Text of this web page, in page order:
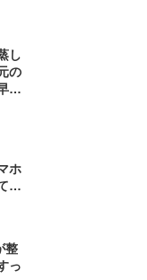
し
の
く
ホ
拍
整
っ